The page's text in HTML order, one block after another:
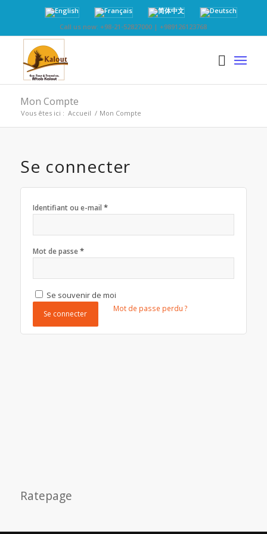
Call us now: +98-21-52827000 | +989126123768
Mon Compte
Vous êtes ici : Accueil / Mon Compte
Se connecter
Identifiant ou e-mail *
Mot de passe*
Se souvenir de moi
Se connecter
Mot de passe perdu ?
Ratepage